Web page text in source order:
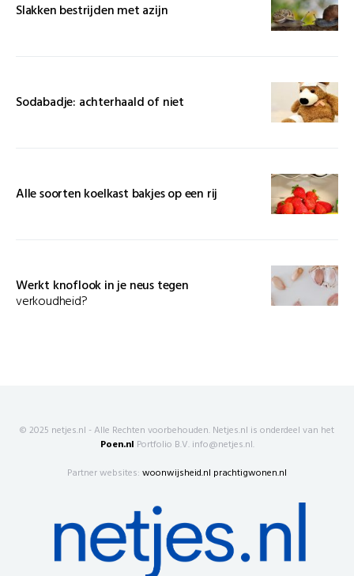
Slakken bestrijden met azijn
Sodabadje: achterhaald of niet
Alle soorten koelkast bakjes op een rij
Werkt knoflook in je neus tegen
verkoudheid?
© 2025 netjes.nl - Alle Rechten voorbehouden. Netjes.nl is onderdeel van het
Poen.nl Portfolio B.V. info@netjes.nl.
Partner websites: woonwijsheid.nl prachtigwonen.nl